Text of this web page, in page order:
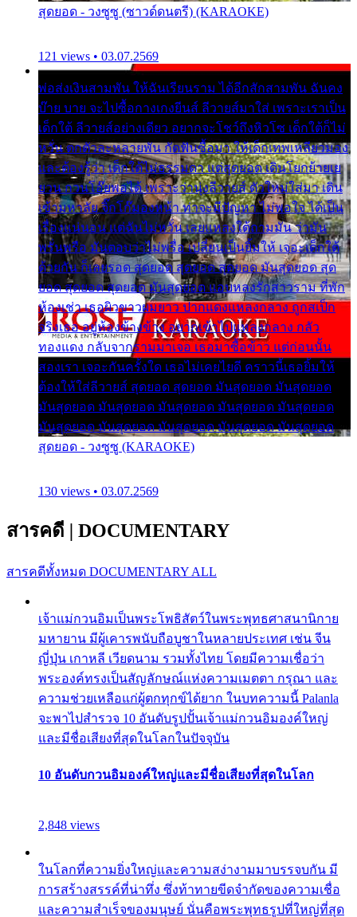
สุดยอด - วงซูซู (ซาวด์ดนตรี) (KARAOKE)
121 views • 03.07.2569
พ่อส่งเงินสามพัน ให้ฉันเรียนราม ได้อีกสักสามพัน ฉันคง
บ๊าย บาย จะไปซื้อกางเกงยีนส์ ลีวายส์มาใส่ เพราะเราเป็น
เด็กใต้ ลีวายส์อย่างเดียว อยากจะโชว์ถึงหิวโซ เด็กใต้ก็ไม่
หวั่น ตกตัวละหลายพัน กัดฟันซื้อมา ให้เด็กเทพเหลียวมอง
และต้องรู้ว่า เด็กใต้ไม่ธรรมดา แต่สุดยอด เดินโยกย้ายเย
ยวน กวนโอ๊ยพอได้ เพราะว่านุ่งลีวายส์ ตัวใหม่ใส่มา เดิน
เข้ามหาลัย จิ๊กโก๊มองหน้า ท่าจะมีปัญหา ไม่พอใจ ได้เป็น
เรื่องแน่นอน แต่ฉันไม่หวั่น เลยแหลงใต้ถามมัน ว่ามัน
พรั่นพรือ มันตอบว่าไม่พรื่อ เปลี่ยนเป็นยิ้มให้ เจอะเด็กใต้
ด้วยกัน ก็เลยรอด สุดยอด สุดยอด สุดยอด มันสุดยอด สุด
ยอด สุดยอด สุดยอด มันสุดยอด แอบหลงรักสาวราม ที่พัก
ห้องเช่า เธอผิวขาวผมยาว ปากแดงแหลงกลาง ถูกสเป็ก
จริงเธอ อยู่ห้องข้างข้าง อยากเข้าไปแหลงกลาง กลัว
ทองแดง กลับจากรามมาเจอ เธอมาซื้อข้าว แต่ก่อนนั้น
สองเรา เจอะกันครั้งใด เธอไม่เคยไยดี คราวนี้เธอยิ้มให้
ต้องให้ใส่ลีวายส์ สุดยอด สุดยอด มันสุดยอด มันสุดยอด
มันสุดยอด มันสุดยอด มันสุดยอด มันสุดยอด มันสุดยอด
มันสุดยอด มันสุดยอด มันสุดยอด มันสุดยอด มันสุดยอด
สุดยอด - วงซูซู (KARAOKE)
130 views • 03.07.2569
สารคดี | DOCUMENTARY
สารคดีทั้งหมด DOCUMENTARY ALL
เจ้าแม่กวนอิมเป็นพระโพธิสัตว์ในพระพุทธศาสนานิกาย
มหายาน มีผู้เคารพนับถือบูชาในหลายประเทศ เช่น จีน
ญี่ปุ่น เกาหลี เวียดนาม รวมทั้งไทย โดยมีความเชื่อว่า
พระองค์ทรงเป็นสัญลักษณ์แห่งความเมตตา กรุณา และ
ความช่วยเหลือแก่ผู้ตกทุกข์ได้ยาก ในบทความนี้ Palanla
จะพาไปสำรวจ 10 อันดับรูปปั้นเจ้าแม่กวนอิมองค์ใหญ่
และมีชื่อเสียงที่สุดในโลกในปัจจุบัน
10 อันดับกวนอิมองค์ใหญ่และมีชื่อเสียงที่สุดในโลก
2,848 views
ในโลกที่ความยิ่งใหญ่และความสง่างามมาบรรจบกัน มี
การสร้างสรรค์ที่น่าทึ่ง ซึ่งท้าทายขีดจำกัดของความเชื่อ
และความสำเร็จของมนุษย์ นั่นคือพระพุทธรูปที่ใหญ่ที่สุด